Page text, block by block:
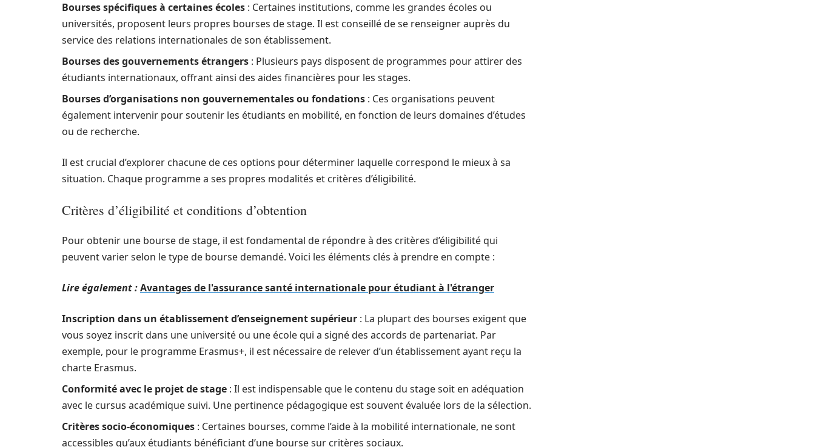
Bourses spécifiques à certaines écoles : Certaines institutions, comme les grandes écoles ou
universités, proposent leurs propres bourses de stage. Il est conseillé de se renseigner auprès du
service des relations internationales de son établissement.
Bourses des gouvernements étrangers : Plusieurs pays disposent de programmes pour attirer des
étudiants internationaux, offrant ainsi des aides financières pour les stages.
Bourses d’organisations non gouvernementales ou fondations : Ces organisations peuvent
également intervenir pour soutenir les étudiants en mobilité, en fonction de leurs domaines d’études
ou de recherche.
Il est crucial d’explorer chacune de ces options pour déterminer laquelle correspond le mieux à sa
situation. Chaque programme a ses propres modalités et critères d’éligibilité.
Critères d’éligibilité et conditions d’obtention
Pour obtenir une bourse de stage, il est fondamental de répondre à des critères d’éligibilité qui
peuvent varier selon le type de bourse demandé. Voici les éléments clés à prendre en compte :
Lire également :Avantages de l'assurance santé internationale pour étudiant à l'étranger
Inscription dans un établissement d’enseignement supérieur : La plupart des bourses exigent que
vous soyez inscrit dans une université ou une école qui a signé des accords de partenariat. Par
exemple, pour le programme Erasmus+, il est nécessaire de relever d’un établissement ayant reçu la
charte Erasmus.
Conformité avec le projet de stage : Il est indispensable que le contenu du stage soit en adéquation
avec le cursus académique suivi. Une pertinence pédagogique est souvent évaluée lors de la sélection.
Critères socio-économiques : Certaines bourses, comme l’aide à la mobilité internationale, ne sont
accessibles qu’aux étudiants bénéficiant d’une bourse sur critères sociaux.